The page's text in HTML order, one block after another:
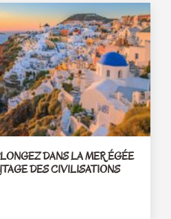
DANS LA MER ÉGÉE
DES CIVILISATIONS